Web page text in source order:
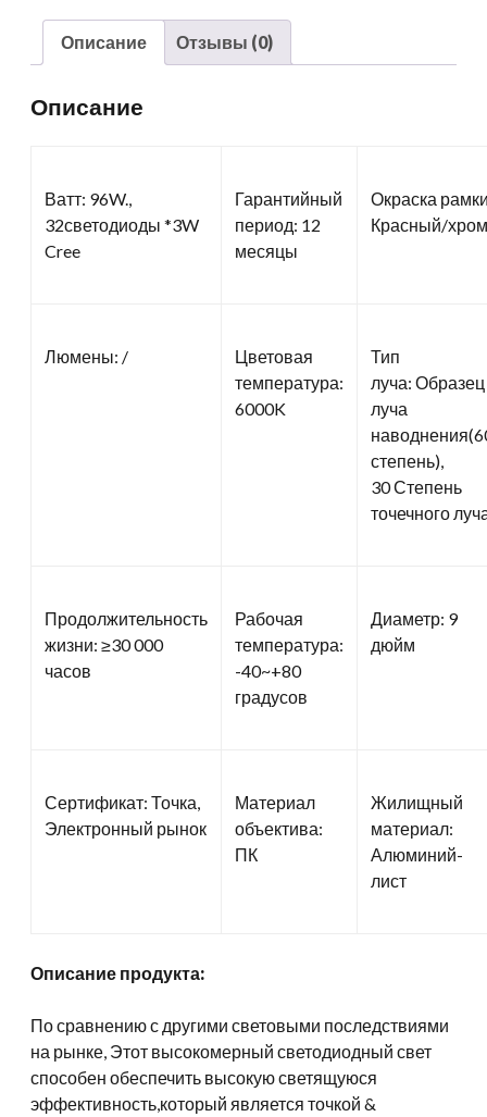
Описание Отзывы (0)
Описание
Ватт: 96W.,
32светодиоды *3W
Cree
Гарантийный
период: 12
месяцы
Окраска
Красный/хром
Люмены: /
Цветовая
температура:
6000K
Тип
луча: Образец
луча
степень),
30 Степень
точечного
Продолжительность
жизни: ≥30 000
часов
Рабочая
температура:
-40~+80
градусов
Диаметр: 9
дюйм
Сертификат: Точка,
Электронный рынок
Материал
объектива:
ПК
Жилищный
материал:
Алюминий-
лист
Описание продукта:
По сравнению с другими световыми последствиями
на рынке, Этот высокомерный светодиодный свет
способен обеспечить высокую светящуюся
эффективность,который является точкой &